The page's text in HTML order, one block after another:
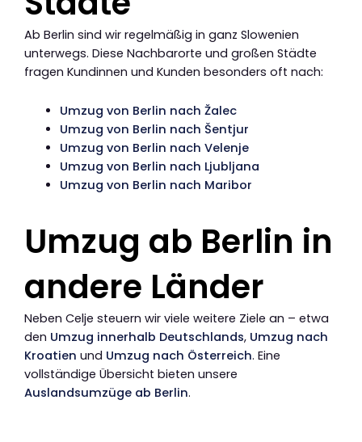
Ab Berlin sind wir regelmäßig in ganz Slowenien
unterwegs. Diese Nachbarorte und großen Städte
fragen Kundinnen und Kunden besonders oft nach:
Umzug von Berlin nach Žalec
Umzug von Berlin nach Šentjur
Umzug von Berlin nach Velenje
Umzug von Berlin nach Ljubljana
Umzug von Berlin nach Maribor
Umzug ab Berlin in
andere Länder
Neben Celje steuern wir viele weitere Ziele an – etwa
den Umzug innerhalb Deutschlands, Umzug nach
Kroatien und Umzug nach Österreich. Eine
vollständige Übersicht bieten unsere
Auslandsumzüge ab Berlin.